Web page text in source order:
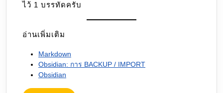
ไว้ 1 บรรทัดครับ
อ่านเพิ่มเติม
Markdown
Obsidian: การ BACKUP / IMPORT
Obsidian